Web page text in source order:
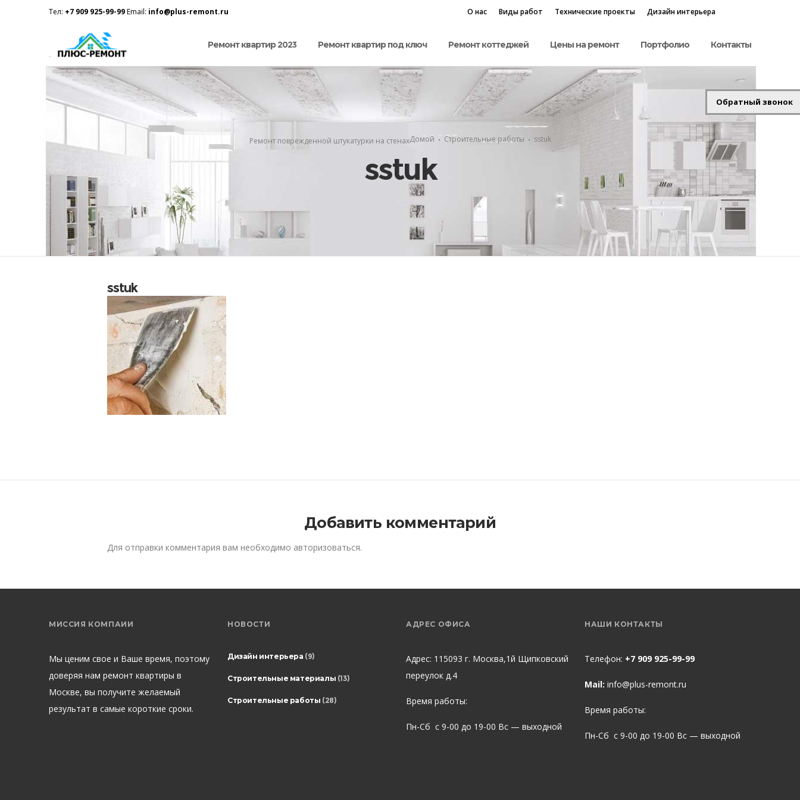
Тел: +7 909 925-99-99Email: info@plus-remont.ru О нас Виды работ Технические проекты Дизайн интерьера
Ремонт квартир 2023 Ремонт квартир под ключ Ремонт коттеджей Цены на ремонт Портфолио Контакты
Ремонт поврежденной штукатурки на стенахДомой Строительные работы sstuk
sstuk
sstuk
Добавить комментарий
Для отправки комментария вам необходимо авторизоваться.
МИССИЯ КОМПАИИ
Мы ценим свое и Ваше время, поэтому
доверяя нам ремонт квартиры в
Москве, вы получите желаемый
результат в самые короткие сроки.
НОВОСТИ
Дизайн интерьера (9)
Строительные материалы (13)
Строительные работы (28)
АДРЕС ОФИСА
Адрес: 115093 г. Москва,1й Щипковский
переулок д.4
Время работы:
Пн-Сб с 9-00 до 19-00 Вс — выходной
НАШИ КОНТАКТЫ
Телефон: +7 909 925-99-99
Mail: info@plus-remont.ru
Время работы:
Пн-Сб с 9-00 до 19-00 Вс — выходной
Обратный звонок